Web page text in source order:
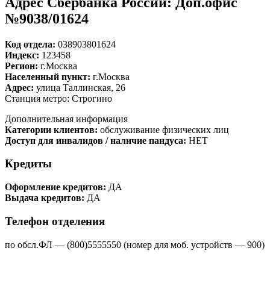
№9038/01624
Код отдела: 038903801624
Индекс: 123458
Регион: г.Москва
Населенный пункт: г.Москва
Адрес: улица Таллинская, 26
Станция метро: Строгино
Дополнительная информация
Категории клиентов: обслуживание физических лиц
Доступ для инвалидов / наличие пандуса: НЕТ
Кредиты
Оформление кредитов: ДА
Выдача кредитов: ДА
Телефон отделения
по обсл.ФЛ — (800)5555550 (номер для моб. устройств — 900)